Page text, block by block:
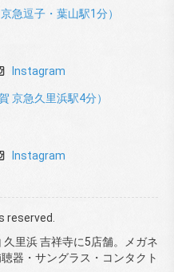
急逗子・葉山駅1分）
Instagram
京急久里浜駅4分）
Instagram
reserved.
里浜 吉祥寺に5店舗。メガネ
聴器・サングラス・コンタクト